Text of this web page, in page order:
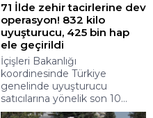
71 İlde zehir tacirlerine dev
operasyon! 832 kilo
uyuşturucu, 425 bin hap
ele geçirildi
İçişleri Bakanlığı
koordinesinde Türkiye
genelinde uyuşturucu
satıcılarına yönelik son 10...